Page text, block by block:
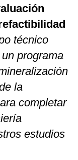
técnico
programa
la
completar
estudios